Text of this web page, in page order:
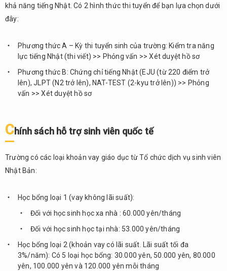
chất
8.4.
Chương
trình
đạo tạo
8.5.
phí
8.6.
kiện
tuyển
sinh
8.7.
Chính
sách
hỗ
khả năng tiếng Nhật. Có 2 hình thức thi tuyển để bạn lựa chọn dưới
đây:
Phương thức A – Kỳ thi tuyển sinh của trường: Kiểm tra năng
lực tiếng Nhật (thi viết) >> Phỏng vấn >> Xét duyệt hồ sơ
Phương thức B: Chứng chỉ tiếng Nhật (EJU (từ 220 điểm trở
lên), JLPT (N2 trở lên), NAT-TEST (2-kyu trở lên)) >> Phỏng
vấn >> Xét duyệt hồ sơ
Chính sách hỗ trợ sinh viên quốc tế
Trường có các loại khoản vay giáo dục từ Tổ chức dịch vụ sinh viên
Nhật Bản:
Học bổng loại 1 (vay không lãi suất):
Đối với học sinh học xa nhà : 60.000 yên/tháng
Đối với học sinh học tại nhà: 53.000 yên/tháng
Học bổng loại 2 (khoản vay có lãi suất. Lãi suất tối đa
3%/năm): Có 5 loại học bổng: 30.000 yên, 50.000 yên, 80.000
yên, 100.000 yên và 120.000 yên mỗi tháng